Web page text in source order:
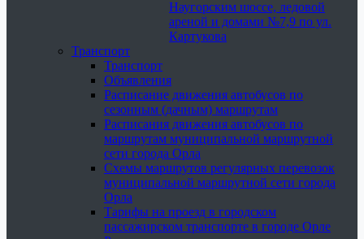
Наугорским шоссе, ледовой
ареной и домами №7,9 по ул.
Картукова
Транспорт
Транспорт
Объявления
Расписание движения автобусов по
сезонным (дачным) маршрутам
Расписания движения автобусов по
маршрутам муниципальной маршрутной
сети города Орла
Схемы маршрутов регулярных перевозок
муниципальной маршрутной сети города
Орла
Тарифы на проезд в городском
пассажирском транспорте в городе Орле